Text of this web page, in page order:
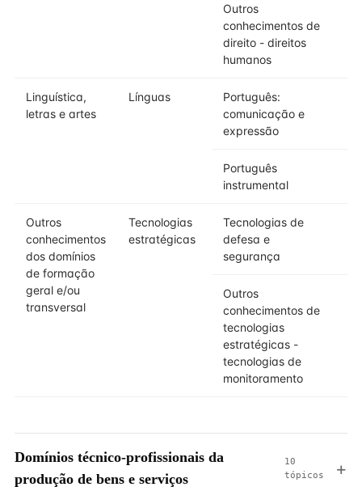
Outros
conhecimentos de
direito - direitos
humanos
Linguística,
letras e artes
Línguas
Português:
comunicação e
expressão
Português
instrumental
Outros
conhecimentos
dos domínios
de formação
geral e/ou
transversal
Tecnologias
estratégicas
Tecnologias de
defesa e
segurança
Outros
conhecimentos de
tecnologias
estratégicas -
tecnologias de
monitoramento
Domínios técnico-profissionais da
produção de bens e serviços
10
tópicos